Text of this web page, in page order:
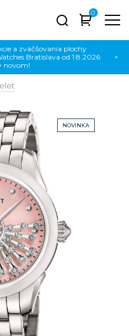
0
a zväčšovania plochy
Bratislava od 1.8.2026
novom!
×
NOVINKA